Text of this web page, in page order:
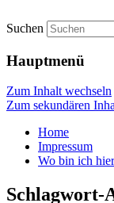
Suchen
Hauptmenü
Zum Inhalt wechseln
Zum sekundären
Home
Impressum
Wo bin ich
Schlagwort-